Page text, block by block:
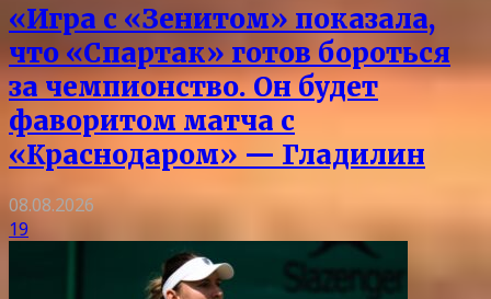
«Игра с «Зенитом» показала,
что «Спартак» готов бороться
за чемпионство. Он будет
фаворитом матча с
«Краснодаром» — Гладилин
08.08.2026
19